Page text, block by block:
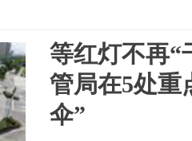
等红灯不再“
管局在5处重
伞”